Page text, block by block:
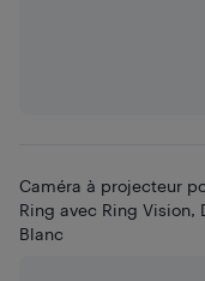
Caméra à projecteur
Ring avec Ring Vision,
Blanc